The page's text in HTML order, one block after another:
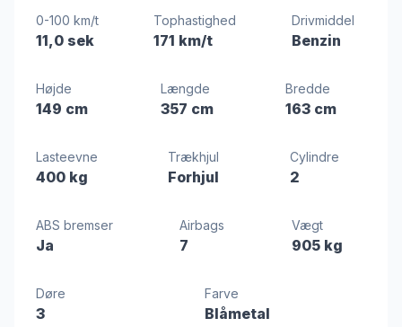
0-100 km/t
11,0 sek
Tophastighed
171 km/t
Drivmiddel
Benzin
Højde
149 cm
Længde
357 cm
Bredde
163 cm
Lasteevne
400 kg
Trækhjul
Forhjul
Cylindre
2
ABS bremser
Ja
Airbags
7
Vægt
905 kg
Døre
3
Farve
Blåmetal